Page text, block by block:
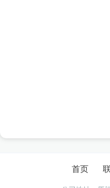
首页